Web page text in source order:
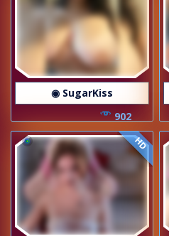
◉ SugarKiss
902
HD